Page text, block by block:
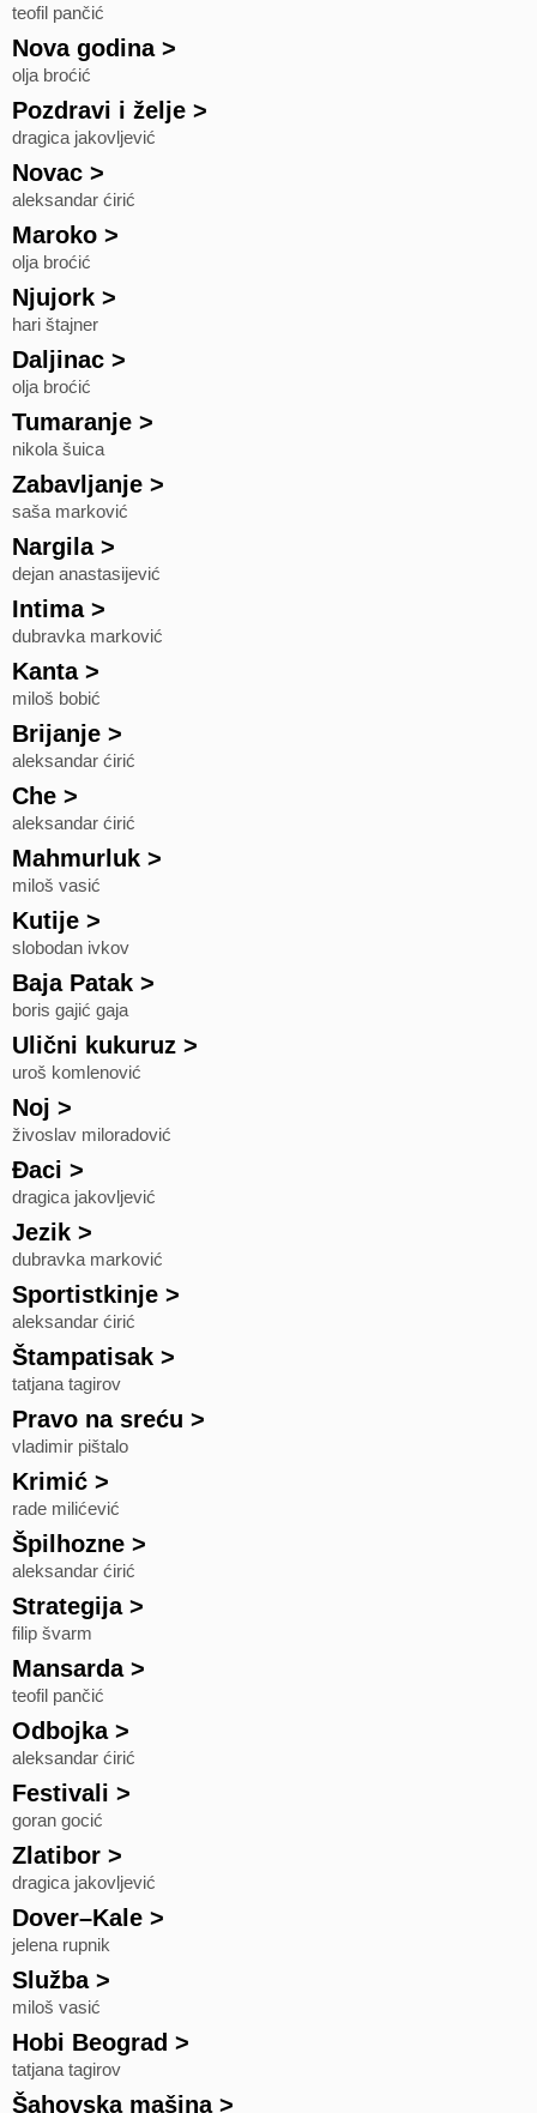
teofil pančić
Nova godina>
olja broćić
Pozdravi i želje >
dragica jakovljević
Novac >
aleksandar ćirić
Maroko >
olja broćić
Njujork >
hari štajner
Daljinac >
olja broćić
Tumaranje >
nikola šuica
Zabavljanje >
saša marković
Nargila>
dejan anastasijević
Intima>
dubravka marković
Kanta>
miloš bobić
Brijanje >
aleksandar ćirić
Che >
aleksandar ćirić
Mahmurluk >
miloš vasić
Kutije >
slobodan ivkov
Baja Patak >
boris gajić gaja
Ulični kukuruz >
uroš komlenović
Noj >
živoslav miloradović
Đaci >
dragica jakovljević
Jezik >
dubravka marković
Sportistkinje >
aleksandar ćirić
Štampatisak >
tatjana tagirov
Pravo na sreću >
vladimir pištalo
Krimić >
rade milićević
Špilhozne >
aleksandar ćirić
Strategija>
filip švarm
Mansarda>
teofil pančić
Odbojka>
aleksandar ćirić
Festivali >
goran gocić
Zlatibor >
dragica jakovljević
Dover–Kale >
jelena rupnik
Služba>
miloš vasić
Hobi Beograd >
tatjana tagirov
Šahovska mašina>